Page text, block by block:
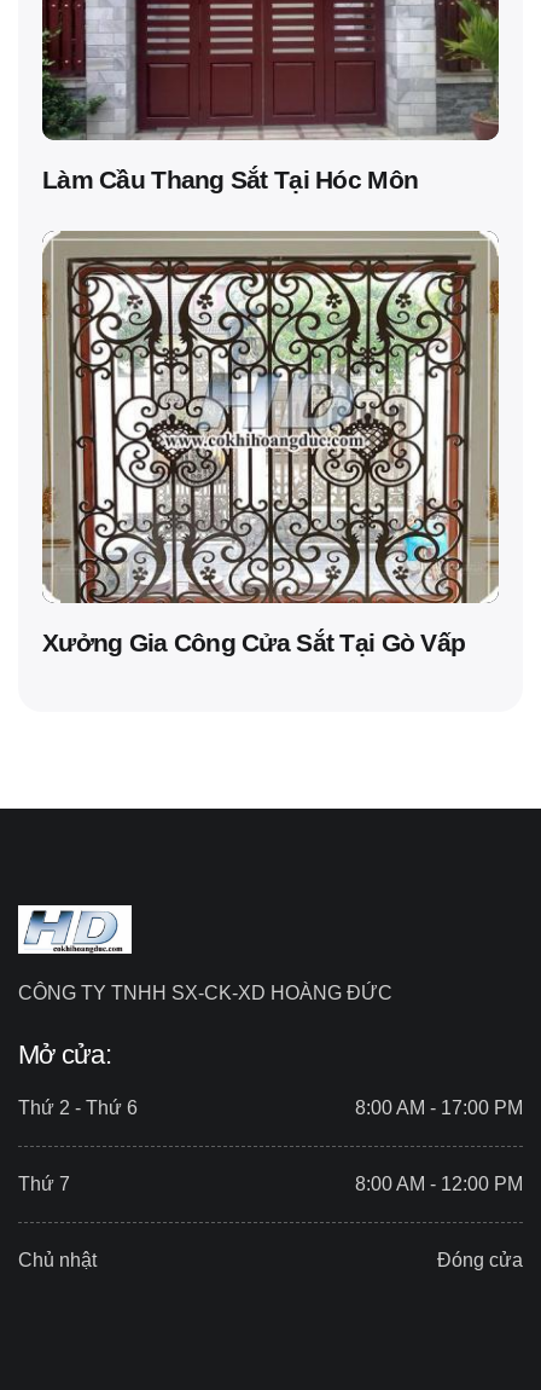
Làm Cầu Thang Sắt Tại Hóc Môn
Xưởng Gia Công Cửa Sắt Tại Gò Vấp
CÔNG TY TNHH SX-CK-XD HOÀNG ĐỨC
Mở cửa:
Thứ 2 - Thứ 6 8:00 AM - 17:00 PM
Thứ 7 8:00 AM - 12:00 PM
Chủ nhật Đóng cửa